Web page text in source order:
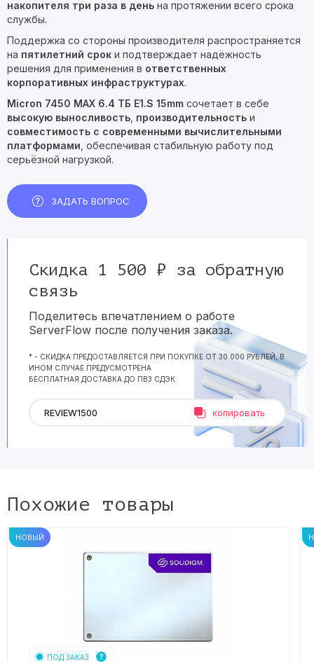
накопителя три раза в день на протяжении всего срока
службы.
Поддержка со стороны производителя распространяется
на пятилетний срок и подтверждает надёжность
решения для применения в ответственных
корпоративных инфраструктурах.
Micron 7450 MAX 6.4 ТБ E1.S 15mm сочетает в себе
высокую выносливость производительность и
совместимость с современными вычислительными
платформами , обеспечивая стабильную работу под
серьёзной нагрузкой.
ЗАДАТЬ ВОПРОС
Скидка 1 500 ₽ за обратную
связь
Поделитесь впечатлением о работе
ServerFlow после получения заказа.
* - СКИДКА ПРЕДОСТАВЛЯЕТСЯ ПРИ ПОКУПКЕ ОТ 30 000 РУБЛЕЙ, В
ИНОМ СЛУЧАЕ ПРЕДУСМОТРЕНА
БЕСПЛАТНАЯ ДОСТАВКА ДО ПВЗ СДЭК.
копировать
Похожие товары
НОВЫЙ
ПОД ЗАКАЗ